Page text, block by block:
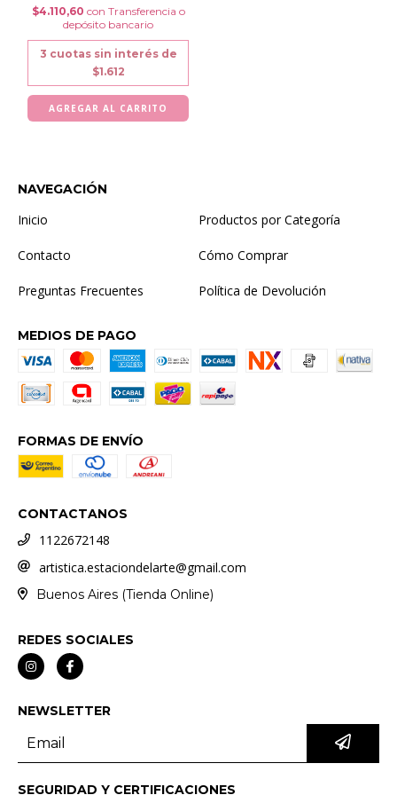
$4.110,60 con Transferencia o
depósito bancario
3 cuotas sin interés de
$1.612
NAVEGACIÓN
Inicio Productos por Categoría
Contacto Cómo Comprar
Preguntas Frecuentes Política de Devolución
MEDIOS DE PAGO
FORMAS DE ENVÍO
CONTACTANOS
1122672148
artistica.estaciondelarte@gmail.com
Buenos Aires (Tienda Online)
REDES SOCIALES
NEWSLETTER
SEGURIDAD Y CERTIFICACIONES